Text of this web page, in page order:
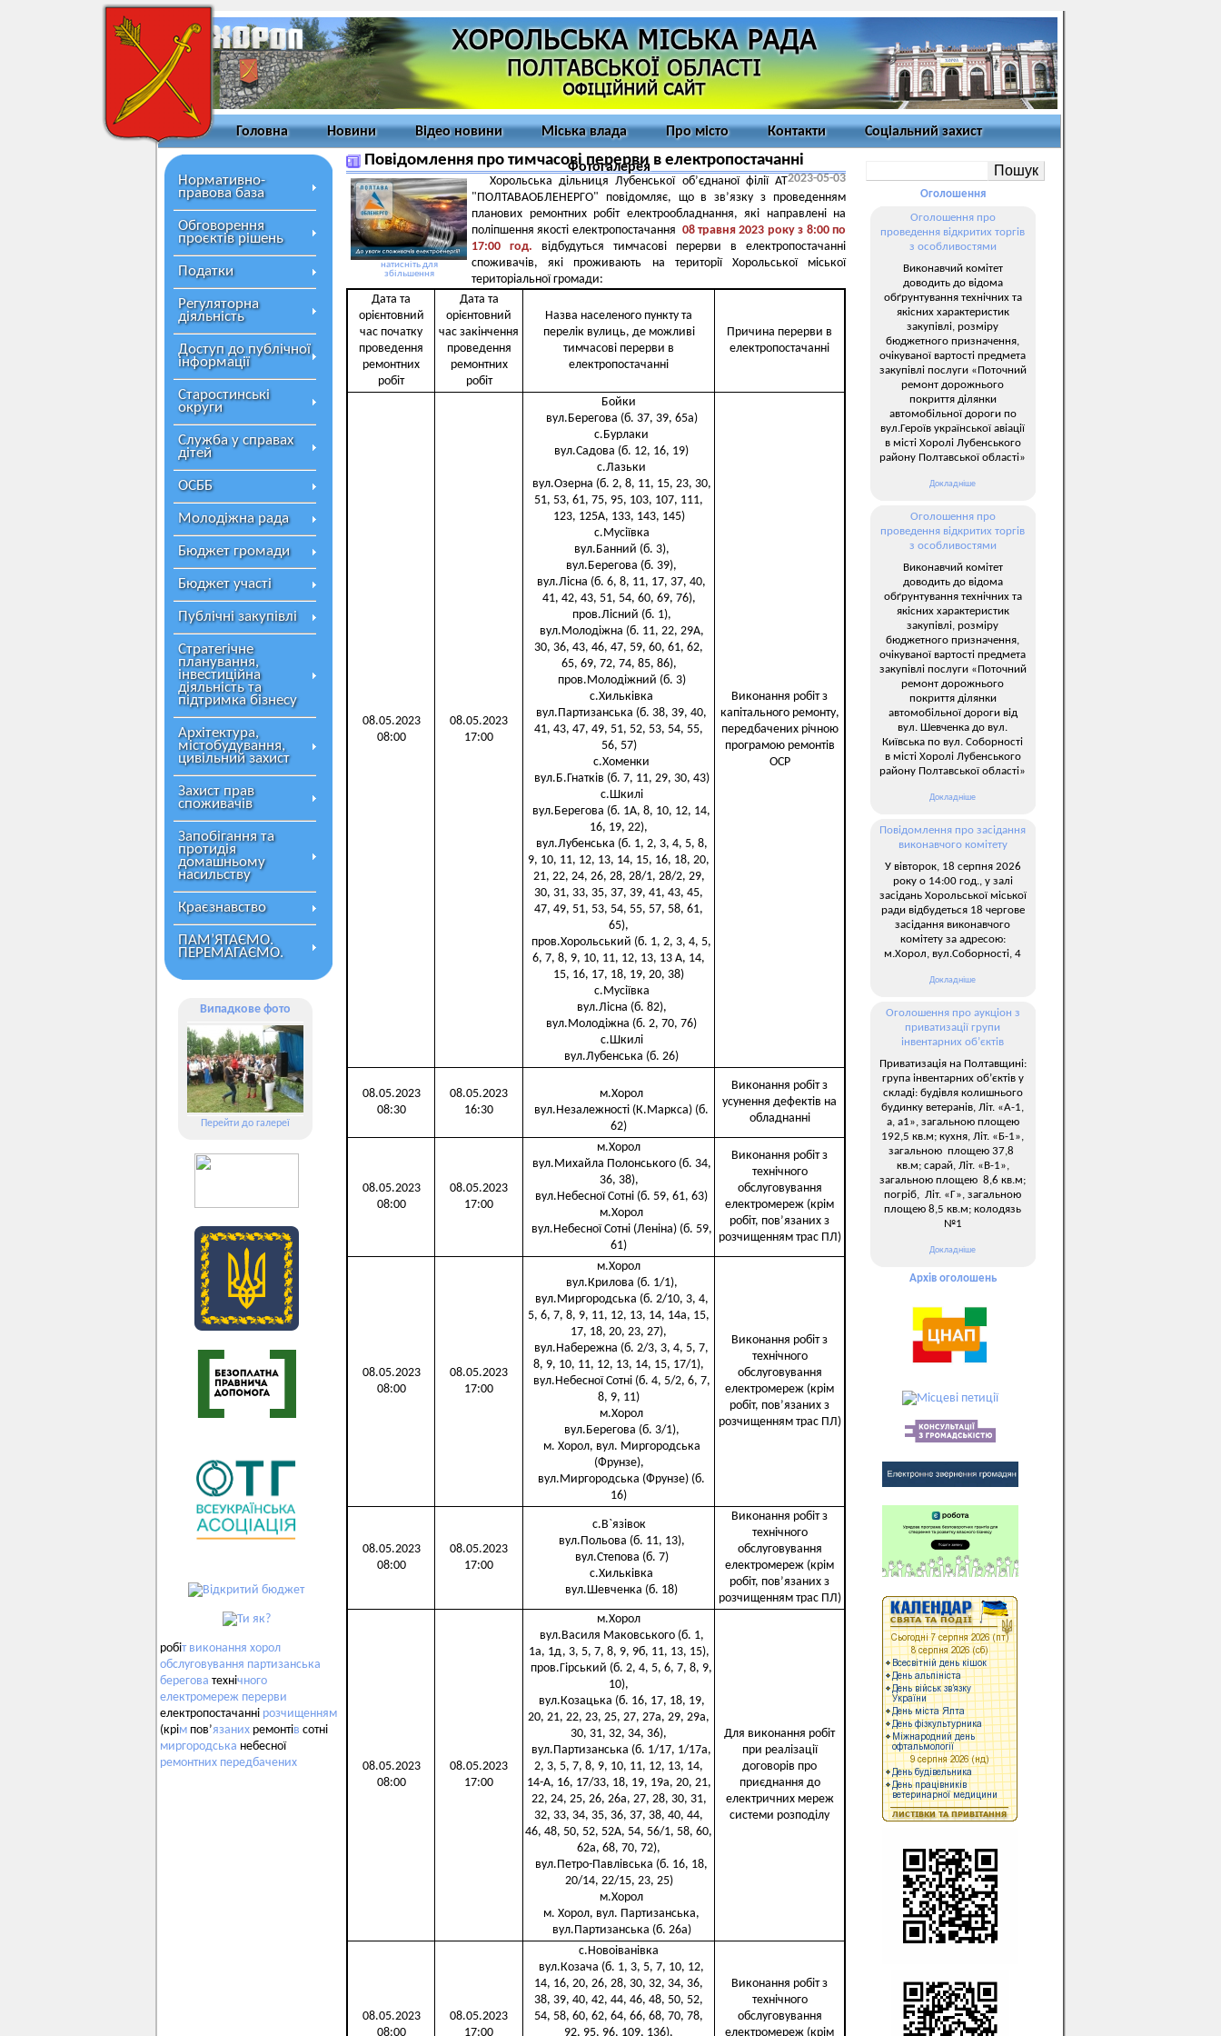
Головна Новини Відео новини Міська влада Про місто Контакти Соціальний захист
Фотогалерея
Нормативно-
правова база
Обговорення
проєктів рішень
Податки
Регуляторна
діяльність
Доступ до публічної
інформації
Старостинські
округи
Служба у справах
дітей
ОСББ
Молодіжна рада
Бюджет громади
Бюджет участі
Публічні закупівлі
Стратегічне
планування,
інвестиційна
діяльність та
підтримка бізнесу
Архітектура,
містобудування,
цивільний захист
Захист прав
споживачів
Запобігання та
протидія
домашньому
насильству
Краєзнавство
ПАМ’ЯТАЄМО.
ПЕРЕМАГАЄМО.
Випадкове фото
Перейти до галереї
робіт виконання хорол
обслуговування партизанська
берегова технічного
електромереж перерви
електропостачанні розчищенням
(крім пов’язаних ремонтів сотні
миргородська небесної
ремонтних передбачених
Повідомлення про тимчасові перерви в електропостачанні
2023-05-03
натисніть для
збільшення
Хорольська дільниця Лубенської об’єднаної філії АТ
"ПОЛТАВАОБЛЕНЕРГО" повідомляє, що в зв’язку з проведенням
планових ремонтних робіт електрообладнання, які направлені на
поліпшення якості електропостачання 08травня 2023 року з 8:00 по
17:00 год. відбудуться тимчасові перерви в електропостачанні
споживачів, які проживають на території Хорольської міської
територіальної громади:
Дата та
орієнтовний
час початку
проведення
ремонтних
робіт
Дата та
орієнтовний
час закінчення
проведення
ремонтних
робіт
Назва населеного пункту та
перелік вулиць, де можливі
тимчасові перерви в
електропостачанні
Причина перерви в
електропостачанні
08.05.2023
08:00
08.05.2023
17:00
Бойки
вул.Берегова (б. 37, 39, 65а)
с.Бурлаки
вул.Садова (б. 12, 16, 19)
с.Лазьки
вул.Озерна (б. 2, 8, 11, 15, 23, 30,
51, 53, 61, 75, 95, 103, 107, 111,
123, 125А, 133, 143, 145)
с.Мусіївка
вул.Банний (б. 3),
вул.Берегова (б. 39),
вул.Лісна (б. 6, 8, 11, 17, 37, 40,
41, 42, 43, 51, 54, 60, 69, 76),
пров.Лісний (б. 1),
вул.Молодіжна (б. 11, 22, 29А,
30, 36, 43, 46, 47, 59, 60, 61, 62,
65, 69, 72, 74, 85, 86),
пров.Молодіжний (б. 3)
с.Хильківка
вул.Партизанська (б. 38, 39, 40,
41, 43, 47, 49, 51, 52, 53, 54, 55,
56, 57)
с.Хоменки
вул.Б.Гнатків (б. 7, 11, 29, 30, 43)
с.Шкилі
вул.Берегова (б. 1А, 8, 10, 12, 14,
16, 19, 22),
вул.Лубенська (б. 1, 2, 3, 4, 5, 8,
9, 10, 11, 12, 13, 14, 15, 16, 18, 20,
21, 22, 24, 26, 28, 28/1, 28/2, 29,
30, 31, 33, 35, 37, 39, 41, 43, 45,
47, 49, 51, 53, 54, 55, 57, 58, 61,
65),
пров.Хорольський (б. 1, 2, 3, 4, 5,
6, 7, 8, 9, 10, 11, 12, 13, 13 А, 14,
15, 16, 17, 18, 19, 20, 38)
с.Мусіївка
вул.Лісна (б. 82),
вул.Молодіжна (б. 2, 70, 76)
с.Шкилі
вул.Лубенська (б. 26)
Виконання робіт з
капітального ремонту,
передбачених річною
програмою ремонтів
ОСР
08.05.2023
08:30
08.05.2023
16:30
м.Хорол
вул.Незалежності (К.Маркса) (б.
62)
Виконання робіт з
усунення дефектів на
обладнанні
08.05.2023
08:00
08.05.2023
17:00
м.Хорол
вул.Михайла Полонського (б. 34,
36, 38),
вул.Небесної Сотні (б. 59, 61, 63)
м.Хорол
вул.Небесної Сотні (Леніна) (б. 59,
61)
Виконання робіт з
технічного
обслуговування
електромереж (крім
робіт, пов’язаних з
розчищенням трас ПЛ)
08.05.2023
08:00
08.05.2023
17:00
м.Хорол
вул.Крилова (б. 1/1),
вул.Миргородська (б. 2/10, 3, 4,
5, 6, 7, 8, 9, 11, 12, 13, 14, 14а, 15,
17, 18, 20, 23, 27),
вул.Набережна (б. 2/3, 3, 4, 5, 7,
8, 9, 10, 11, 12, 13, 14, 15, 17/1),
вул.Небесної Сотні (б. 4, 5/2, 6, 7,
8, 9, 11)
м.Хорол
вул.Берегова (б. 3/1),
м. Хорол, вул. Миргородська
(Фрунзе),
вул.Миргородська (Фрунзе) (б.
16)
Виконання робіт з
технічного
обслуговування
електромереж (крім
робіт, пов’язаних з
розчищенням трас ПЛ)
08.05.2023
08:00
08.05.2023
17:00
с.В`язівок
вул.Польова (б. 11, 13),
вул.Степова (б. 7)
с.Хильківка
вул.Шевченка (б. 18)
Виконання робіт з
технічного
обслуговування
електромереж (крім
робіт, пов’язаних з
розчищенням трас ПЛ)
08.05.2023
08:00
08.05.2023
17:00
м.Хорол
вул.Василя Маковського (б. 1,
1а, 1д, 3, 5, 7, 8, 9, 9б, 11, 13, 15),
пров.Гірський (б. 2, 4, 5, 6, 7, 8, 9,
10),
вул.Козацька (б. 16, 17, 18, 19,
20, 21, 22, 23, 25, 27, 27а, 29, 29а,
30, 31, 32, 34, 36),
вул.Партизанська (б. 1/17, 1/17а,
2, 3, 5, 7, 8, 9, 10, 11, 12, 13, 14,
14-А, 16, 17/33, 18, 19, 19а, 20, 21,
22, 24, 25, 26, 26а, 27, 28, 30, 31,
32, 33, 34, 35, 36, 37, 38, 40, 44,
46, 48, 50, 52, 52А, 54, 56/1, 58, 60,
62а, 68, 70, 72),
вул.Петро-Павлівська (б. 16, 18,
20/14, 22/15, 23, 25)
м.Хорол
м. Хорол, вул. Партизанська,
вул.Партизанська (б. 26а)
Для виконання робіт
при реалізації
договорів про
приєднання до
електричних мереж
системи розподілу
08.05.2023
08:00
08.05.2023
17:00
с.Новоіванівка
вул.Козача (б. 1, 3, 5, 7, 10, 12,
14, 16, 20, 26, 28, 30, 32, 34, 36,
38, 39, 40, 42, 44, 46, 48, 50, 52,
54, 58, 60, 62, 64, 66, 68, 70, 78,
92, 95, 96, 109, 136),
Виконання робіт з
технічного
обслуговування
електромереж (крім
Оголошення
Оголошення про
проведення відкритих торгів
з особливостями
Виконавчий комітет
доводить до відома
обґрунтування технічних та
якісних характеристик
закупівлі, розміру
бюджетного призначення,
очікуваної вартості предмета
закупівлі послуги «Поточний
ремонт дорожнього
покриття ділянки
автомобільної дороги по
вул.Героїв української авіації
в місті Хоролі Лубенського
району Полтавської області»
Докладніше
Оголошення про
проведення відкритих торгів
з особливостями
Виконавчий комітет
доводить до відома
обґрунтування технічних та
якісних характеристик
закупівлі, розміру
бюджетного призначення,
очікуваної вартості предмета
закупівлі послуги «Поточний
ремонт дорожнього
покриття ділянки
автомобільної дороги від
вул. Шевченка до вул.
Київська по вул. Соборності
в місті Хоролі Лубенського
району Полтавської області»
Докладніше
Повідомлення про засідання
виконавчого комітету
У вівторок, 18 серпня 2026
року о 14:00 год., у залі
засідань Хорольської міської
ради відбудеться 18 чергове
засідання виконавчого
комітету за адресою:
м.Хорол, вул.Соборності, 4
Докладніше
Оголошення про аукціон з
приватизації групи
інвентарних об’єктів
Приватизація на Полтавщині:
група інвентарних об’єктів у
складі: будівля колишнього
будинку ветеранів, Літ. «А-1,
а, а1», загальною площею
192,5 кв.м; кухня, Літ. «Б-1»,
загальною площею 37,8
кв.м; сарай, Літ. «В-1»,
загальною площею 8,6 кв.м;
погріб, Літ. «Г», загальною
площею 8,5 кв.м; колодязь
№1
Докладніше
Архів оголошень